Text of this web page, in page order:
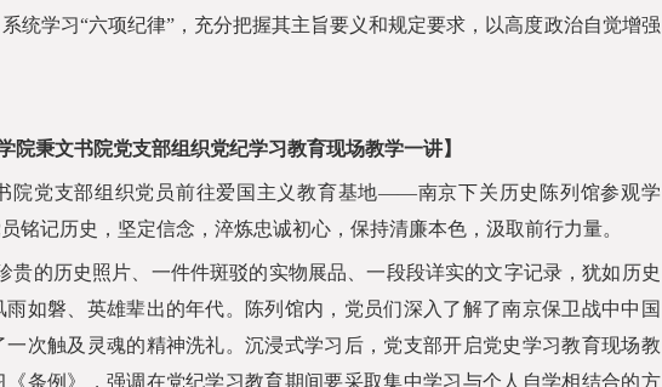
统学习“六项纪律”，充分把握其主旨要义和规定要求，以高度政治自觉增强
院秉文书院党支部组织党纪学习教育现场教学一讲】
院党支部组织党员前往爱国主义教育基地——南京下关历史陈列馆参观学
铭记历史，坚定信念，淬炼忠诚初心，保持清廉本色，汲取前行力量。
贵的历史照片、一件件斑驳的实物展品、一段段详实的文字记录，犹如历史
如磐、英雄辈出的年代。陈列馆内，党员们深入了解了南京保卫战中中国
次触及灵魂的精神洗礼。沉浸式学习后，党支部开启党史学习教育现场教
条例》，强调在党纪学习教育期间要采取集中学习与个人自学相结合的方